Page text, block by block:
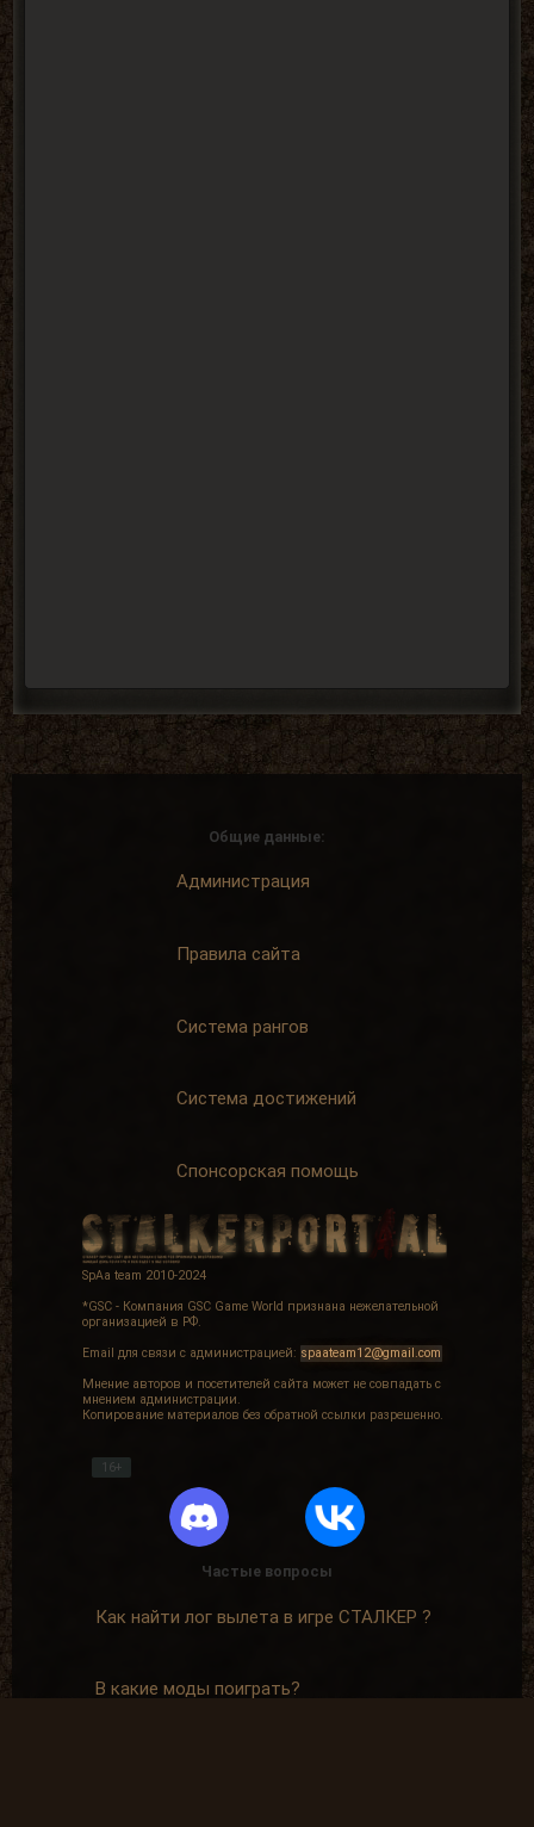
Общие данные:
Администрация
Правила сайта
Система рангов
Система достижений
Спонсорская помощь
SpAa team 2010-2024
*GSC - Компания GSC Game World признана нежелательной
организацией в РФ.
Email для связи с администрацией: spaateam12@gmail.com
Мнение авторов и посетителей сайта может не совпадать с
мнением администрации.
Копирование материалов без обратной ссылки разрешенно.
16+
Частые вопросы
Как найти лог вылета в игре СТАЛКЕР ?
В какие моды поиграть?